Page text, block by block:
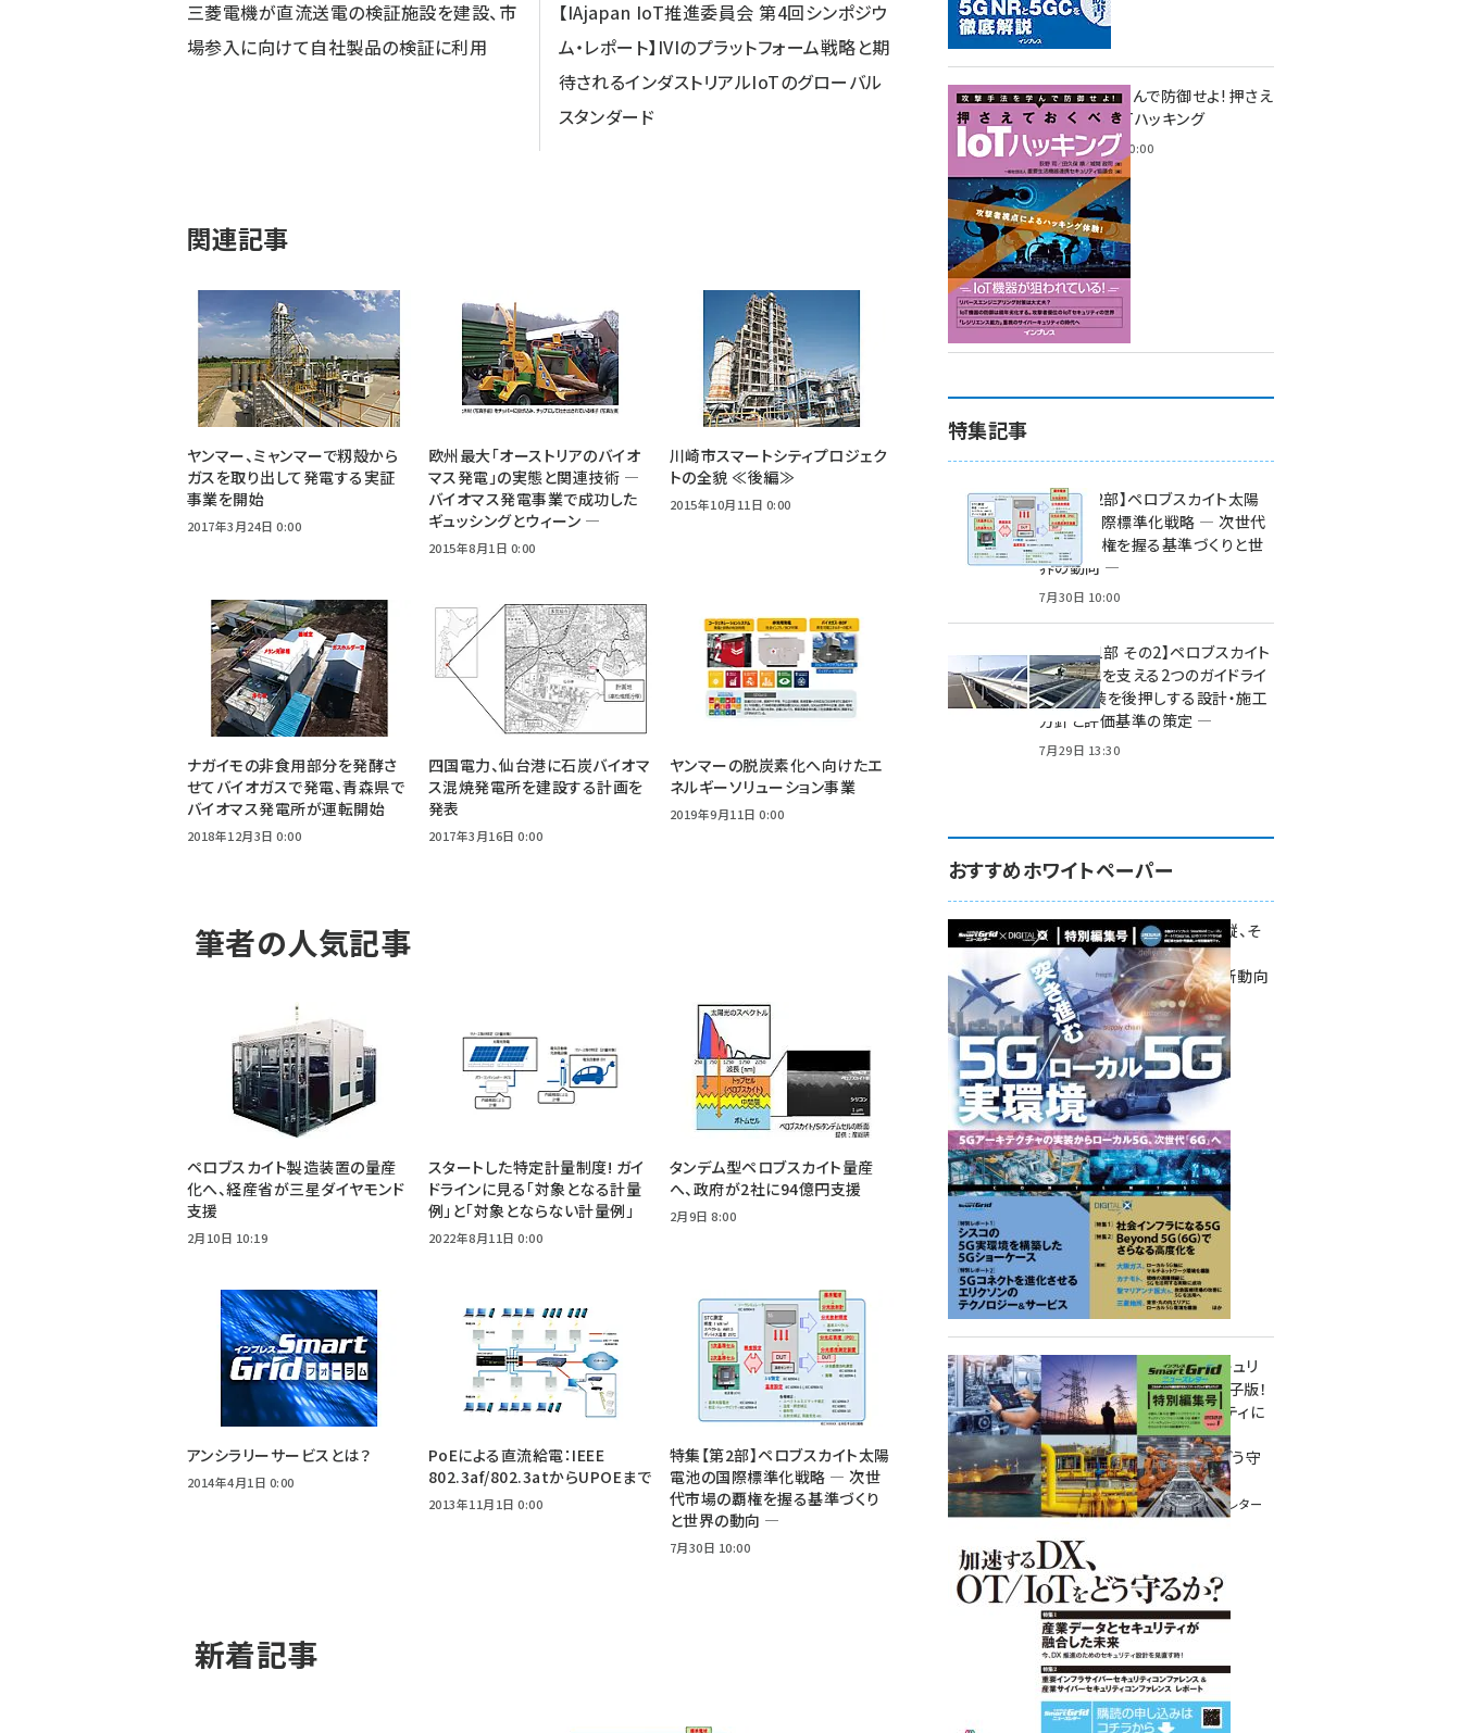
三菱電機が直流送電の検証施設を建設、市
場参入に向けて自社製品の検証に利用
【IAjapan IoT推進委員会 第4回シンポジウ
ム・レポート】IVIのプラットフォーム戦略と期
待されるインダストリアルIoTのグローバル
スタンダード
関連記事
ヤンマー、ミャンマーで籾殻から
ガスを取り出して発電する実証
事業を開始
2017年3月24日 0:00
欧州最大「オーストリアのバイオ
マス発電」の実態と関連技術 ―
バイオマス発電事業で成功した
ギュッシングとウィーン ―
2015年8月1日 0:00
川崎市スマートシティプロジェク
トの全貌 ≪後編≫
2015年10月11日 0:00
ナガイモの非食用部分を発酵さ
せてバイオガスで発電、青森県で
バイオマス発電所が運転開始
2018年12月3日 0:00
四国電力、仙台港に石炭バイオマ
ス混焼発電所を建設する計画を
発表
2017年3月16日 0:00
ヤンマーの脱炭素化へ向けたエ
ネルギーソリューション事業
2019年9月11日 0:00
筆者の人気記事
ペロブスカイト製造装置の量産
化へ、経産省が三星ダイヤモンド
支援
2月10日 10:19
スタートした特定計量制度! ガイ
ドラインに見る「対象となる計量
例」と「対象とならない計量例」
2022年8月11日 0:00
タンデム型ペロブスカイト量産
へ、政府が2社に94億円支援
2月9日 8:00
アンシラリーサービスとは？
2014年4月1日 0:00
PoEによる直流給電：IEEE
802.3af/802.3atからUPOEまで
2013年11月1日 0:00
特集【第2部】ペロブスカイト太陽
電池の国際標準化戦略 ― 次世
代市場の覇権を握る基準づくり
と世界の動向 ―
7月30日 10:00
新着記事
攻撃手法を学んで防御せよ! 押さえ
ておくべきIoTハッキング
2022年6月14日 0:00
特集記事
特集【第2部】ペロブスカイト太陽
電池の国際標準化戦略 ― 次世代
市場の覇権を握る基準づくりと世
界の動向 ―
7月30日 10:00
特集【第1部 その2】ペロブスカイト
太陽電池を支える2つのガイドライ
ン ― 実装を後押しする設計・施工
方針と評価基準の策定 ―
7月29日 13:30
おすすめホワイトペーパー
環境対策、建機の遠隔操縦、そ
して医療。
次世代通信規格「5G」最新動向
をこの1冊で学ぶ
SmartGrid ニューズレター ×
DIGITAL X 特別編集号 2022
Summer
重要インフラサイバーセキュリ
ティコンファレンス特別電子版！
― 産業サイバーセキュリティに
関わる全ての方へ！ ―
加速するDX、OT/IoTをどう守
るか？
インプレス SmartGridニューズレター